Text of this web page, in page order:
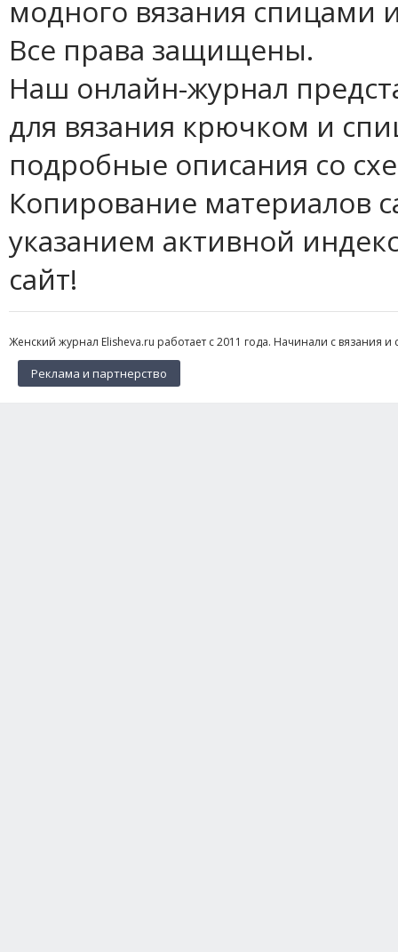
модного вязания спицами
Все права защищены.
Наш онлайн-журнал
для вязания крючком и
подробные описания со
Копирование материалов
указанием активной
сайт!
Женский журнал Elisheva.ru работает с 2011 года. Начинали с вязания
Реклама и партнерство